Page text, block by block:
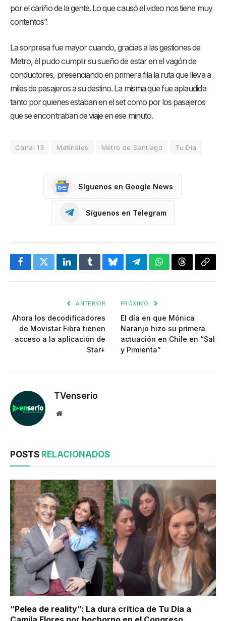
por el cariño de la gente. Lo que causó el video nos tiene muy
contentos”.
La sorpresa fue mayor cuando, gracias a las gestiones de
Metro, él pudo cumplir su sueño de estar en el vagón de
conductores, presenciando en primera fila la ruta que lleva a
miles de pasajeros a su destino. La misma que fue aplaudida
tanto por quienes estaban en el set como por los pasajeros
que se encontraban de viaje en ese minuto.
Canal 13 Matinales Metro de Santiago Tu Día
Síguenos en Google News
Síguenos en Telegram
FacebookTwitterLinkedInTumblrBlueskyTelegramWhatsApp
Threads
ANTERIOR
Ahora los decodificadores
de Movistar Fibra tienen
acceso a la aplicación de
Star+
PRÓXIMO
El día en que Mónica
Naranjo hizo su primera
actuación en Chile en “Sal
y Pimienta”
TVenserio
Website
POSTS RELACIONADOS
“Pelea de reality”: La dura crítica de Tu Día a